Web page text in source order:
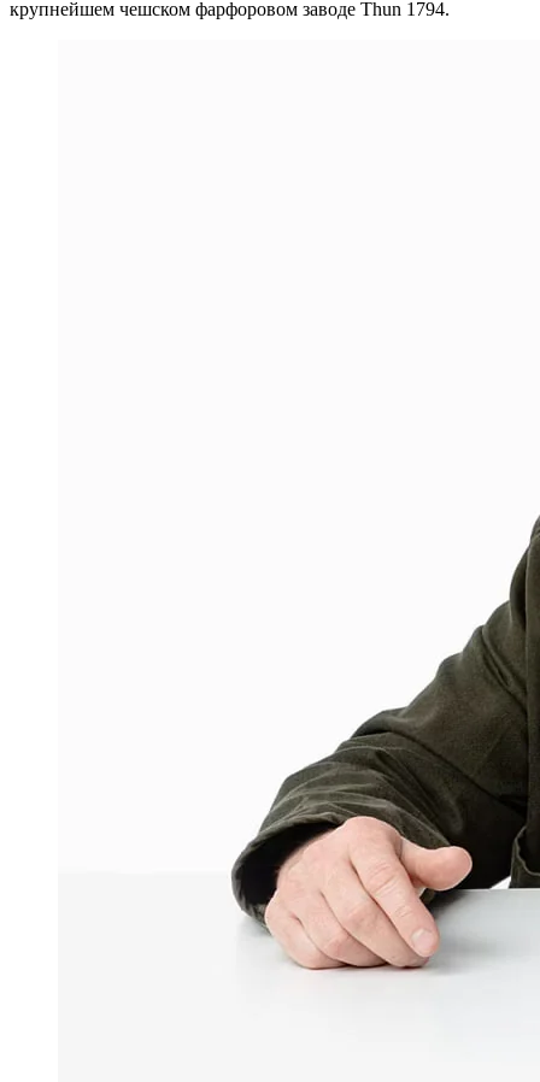
крупнейшем чешском фарфоровом заводе Thun 1794.